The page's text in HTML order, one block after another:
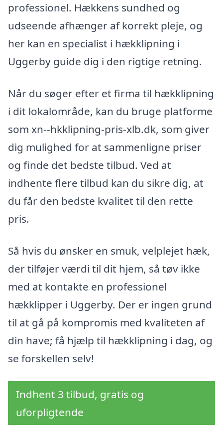
professionel. Hækkens sundhed og
udseende afhænger af korrekt pleje, og
her kan en specialist i hækklipning i
Uggerby guide dig i den rigtige retning.
Når du søger efter et firma til hækklipning
i dit lokalområde, kan du bruge platforme
som xn--hkklipning-pris-xlb.dk, som giver
dig mulighed for at sammenligne priser
og finde det bedste tilbud. Ved at
indhente flere tilbud kan du sikre dig, at
du får den bedste kvalitet til den rette
pris.
Så hvis du ønsker en smuk, velplejet hæk,
der tilføjer værdi til dit hjem, så tøv ikke
med at kontakte en professionel
hækklipper i Uggerby. Der er ingen grund
til at gå på kompromis med kvaliteten af
din have; få hjælp til hækklipning i dag, og
se forskellen selv!
Indhent 3 tilbud, gratis og
uforpligtende